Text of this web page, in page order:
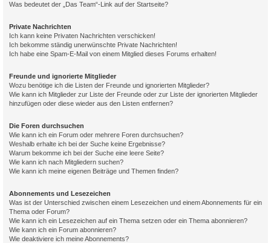
Was bedeutet der „Das Team“-Link auf der Startseite?
Private Nachrichten
Ich kann keine Privaten Nachrichten verschicken!
Ich bekomme ständig unerwünschte Private Nachrichten!
Ich habe eine Spam-E-Mail von einem Mitglied dieses Forums erhalten!
Freunde und ignorierte Mitglieder
Wozu benötige ich die Listen der Freunde und ignorierten Mitglieder?
Wie kann ich Mitglieder zur Liste der Freunde oder zur Liste der ignorierten Mitglieder
hinzufügen oder diese wieder aus den Listen entfernen?
Die Foren durchsuchen
Wie kann ich ein Forum oder mehrere Foren durchsuchen?
Weshalb erhalte ich bei der Suche keine Ergebnisse?
Warum bekomme ich bei der Suche eine leere Seite?
Wie kann ich nach Mitgliedern suchen?
Wie kann ich meine eigenen Beiträge und Themen finden?
Abonnements und Lesezeichen
Was ist der Unterschied zwischen einem Lesezeichen und einem Abonnements für ein
Thema oder Forum?
Wie kann ich ein Lesezeichen auf ein Thema setzen oder ein Thema abonnieren?
Wie kann ich ein Forum abonnieren?
Wie deaktiviere ich meine Abonnements?